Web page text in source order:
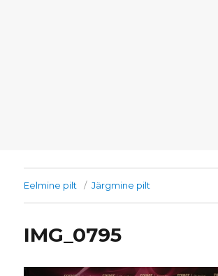
Eelmine pilt Järgmine pilt
IMG_0795